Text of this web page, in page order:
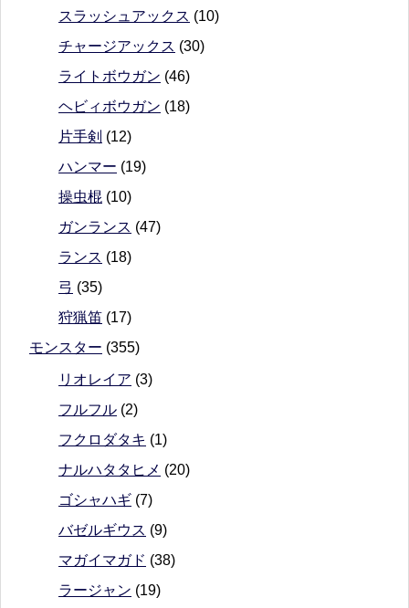
スラッシュアックス (10)
チャージアックス (30)
ライトボウガン (46)
ヘビィボウガン (18)
片手剣 (12)
ハンマー (19)
操虫棍 (10)
ガンランス (47)
ランス (18)
弓 (35)
狩猟笛 (17)
モンスター (355)
リオレイア (3)
フルフル (2)
フクロダタキ (1)
ナルハタタヒメ (20)
ゴシャハギ (7)
バゼルギウス (9)
マガイマガド (38)
ラージャン (19)